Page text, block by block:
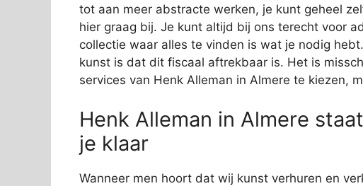
tot aan meer abstracte werken, je kunt geheel
hier graag bij. Je kunt altijd bij ons terecht voor
collectie waar alles te vinden is wat je nodig
kunst is dat dit fiscaal aftrekbaar is. Het is
services van Henk Alleman in Almere te kiezen,
Henk Alleman in Almere
je klaar
Wanneer men hoort dat wij kunst verhuren en